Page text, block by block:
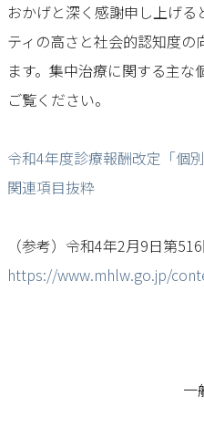
おかげと深く感謝申し上げる
ティの高さと社会的認知度の
ます。集中治療に関する主
ご覧ください。
令和4年度診療報酬改定「個
関連項目抜粋
（参考）令和4年2月9日第
https://www.mhlw.go.jp/
一